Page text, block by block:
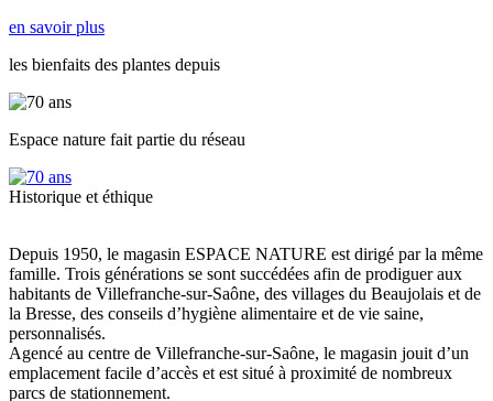
en savoir plus
les bienfaits des plantes depuis
Espace nature fait partie du réseau
Historique et éthique
Depuis 1950, le magasin ESPACE NATURE est dirigé par la même
famille. Trois générations se sont succédées afin de prodiguer aux
habitants de Villefranche-sur-Saône, des villages du Beaujolais et de
la Bresse, des conseils d’hygiène alimentaire et de vie saine,
personnalisés.
Agencé au centre de Villefranche-sur-Saône, le magasin jouit d’un
emplacement facile d’accès et est situé à proximité de nombreux
parcs de stationnement.